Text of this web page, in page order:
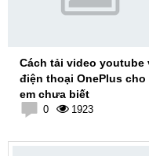
Cách tải video youtube
điện thoại OnePlus cho
em chưa biết
0 1923